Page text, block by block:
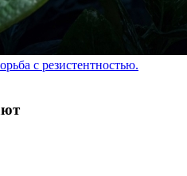
с резистентностью.